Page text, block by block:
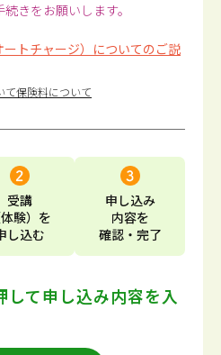
きをお願いします。
トチャージ）についてのご説
て保険料について
受講
体験） を
し込む
申し込み
内容を
確認・完了
して申し込み内容を入